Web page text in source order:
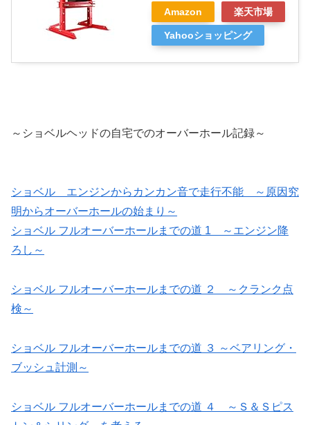
Amazon 楽天市場
Yahooショッピング
～ショベルヘッドの自宅でのオーバーホール記録～
ショベル エンジンからカンカン音で走行不能 ～原因究
明からオーバーホールの始まり～
ショベル フルオーバーホールまでの道 1 ～エンジン降
ろし～
ショベル フルオーバーホールまでの道 ２ ～クランク点
検～
ショベル フルオーバーホールまでの道 ３ ～ベアリング・
ブッシュ計測～
ショベル フルオーバーホールまでの道 ４ ～Ｓ＆Ｓピス